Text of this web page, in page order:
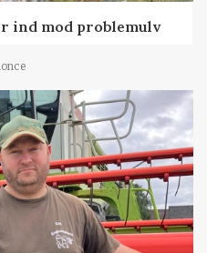
ind mod problemulv